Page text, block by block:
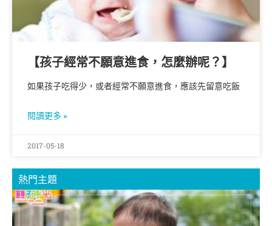
【孩子經常不願意進食，怎麼辦呢？】
如果孩子吃得少，或者經常不願意進食，應該先留意吃飯
閱讀更多 »
2017-05-18
熱門主題